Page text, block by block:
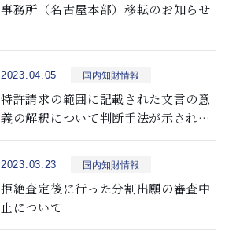
事務所（名古屋本部）移転のお知らせ
2023.04.05 国内知財情報
特許請求の範囲に記載された文言の意
義の解釈について判断手法が示された
裁判例の紹介
2023.03.23 国内知財情報
拒絶査定後に行った分割出願の審査中
止について